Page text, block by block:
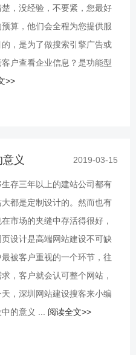
，没经验，不要紧，您最好
算，他们会全程为您提供服
，是为了做搜索引擎广告或
户查看企业信息？是功能型
>>
义 2019-03-15
存三年以上的建站公司都有
都是定制设计的。然而也有
市场的夹缝中存活得很好，
设计是高端网站建设不可缺
被客户重视的一个环节，往
，客户就会认可整个网站，
，深圳网站建设搜客来小编
的意义 ... 阅读全文>>